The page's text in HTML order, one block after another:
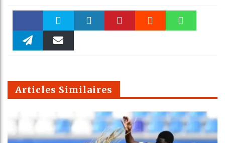
Faceboo Twitter
m
Articles Similaires